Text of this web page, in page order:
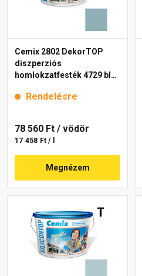
Cemix 2802 DekorTOP
diszperziós
homlokzatfesték 4729 blue
Rendelésre
78 560 Ft / vödör
17 458 Ft / l
Megnézem